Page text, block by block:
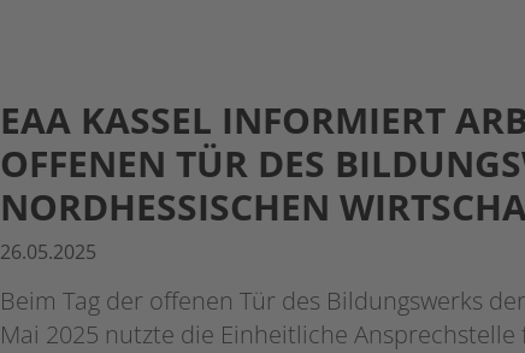
EAA KASSEL INFORMIERT
OFFENEN TÜR DES
NORDHESSISCHEN
26.05.2025
Beim Tag der offenen Tür des Bildungswerks
Mai 2025 nutzte die Einheitliche